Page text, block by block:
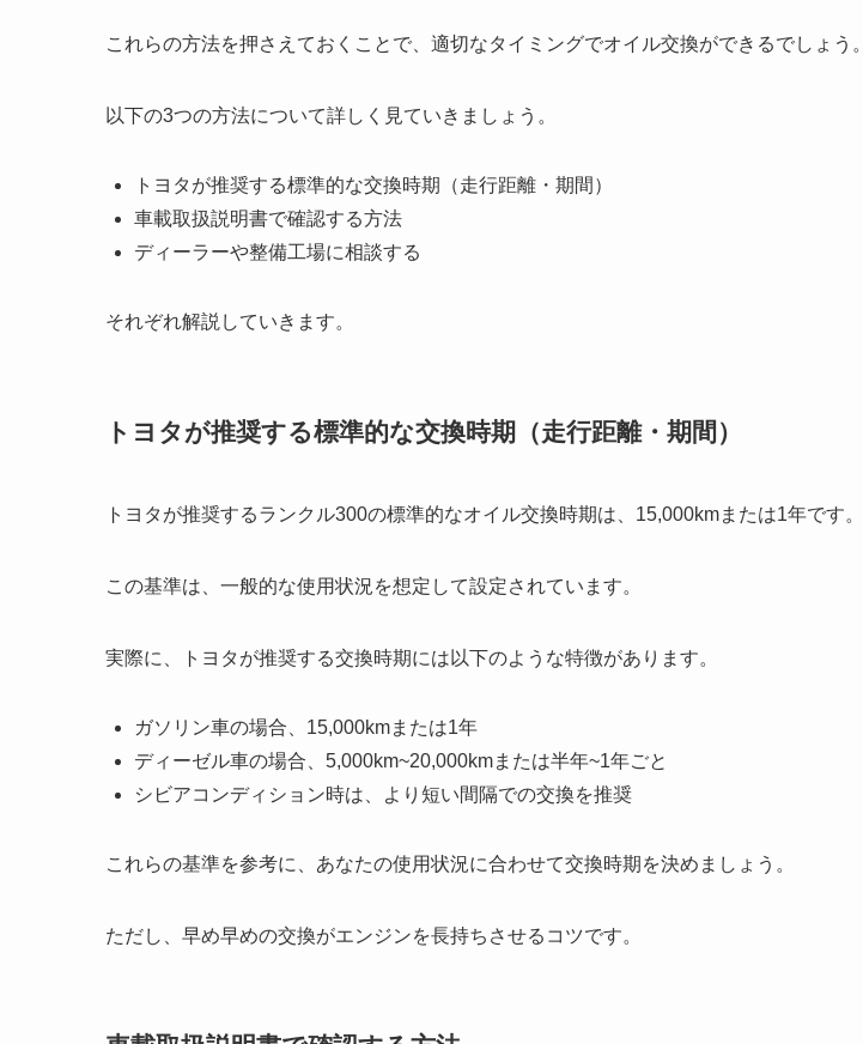
これらの方法を押さえておくことで、適切なタイミングでオイル交換ができるでしょう。
以下の3つの方法について詳しく見ていきましょう。
トヨタが推奨する標準的な交換時期（走行距離・期間）
車載取扱説明書で確認する方法
ディーラーや整備工場に相談する
それぞれ解説していきます。
トヨタが推奨する標準的な交換時期（走行距離・期間）
トヨタが推奨するランクル300の標準的なオイル交換時期は、15,000kmまたは1年です。
この基準は、一般的な使用状況を想定して設定されています。
実際に、トヨタが推奨する交換時期には以下のような特徴があります。
ガソリン車の場合、15,000kmまたは1年
ディーゼル車の場合、5,000km~20,000kmまたは半年~1年ごと
シビアコンディション時は、より短い間隔での交換を推奨
これらの基準を参考に、あなたの使用状況に合わせて交換時期を決めましょう。
ただし、早め早めの交換がエンジンを長持ちさせるコツです。